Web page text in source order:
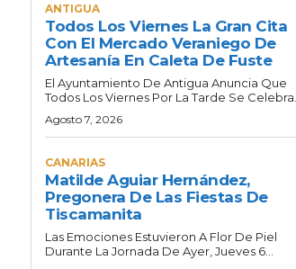
ANTIGUA
Todos Los Viernes La Gran Cita
Con El Mercado Veraniego De
Artesanía En Caleta De Fuste
El Ayuntamiento De Antigua Anuncia Que
Todos Los Viernes Por La Tarde Se Celebra...
Agosto 7, 2026
CANARIAS
Matilde Aguiar Hernández,
Pregonera De Las Fiestas De
Tiscamanita
Las Emociones Estuvieron A Flor De Piel
Durante La Jornada De Ayer, Jueves 6...